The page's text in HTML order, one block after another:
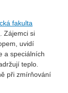
fakulta
. Zájemci si
uvidí
a speciálních
teplo.
při zmírňování